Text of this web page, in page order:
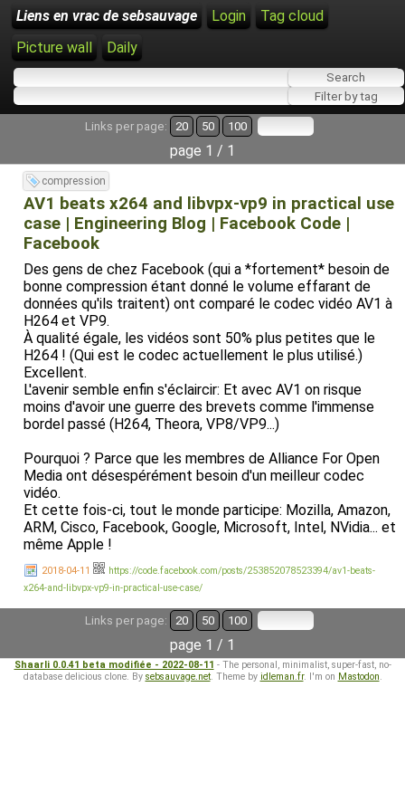
Liens en vrac de sebsauvage Login
Tag cloud
Picture wall
Daily
Links per page: 20 50 100
page 1 / 1
compression
AV1 beats x264 and libvpx-vp9 in practical use
case | Engineering Blog | Facebook Code |
Facebook
Des gens de chez Facebook (qui a *fortement* besoin de
bonne compression étant donné le volume effarant de
données qu'ils traitent) ont comparé le codec vidéo AV1 à
H264 et VP9.
À qualité égale, les vidéos sont 50% plus petites que le
H264 ! (Qui est le codec actuellement le plus utilisé.)
Excellent.
L'avenir semble enfin s'éclaircir: Et avec AV1 on risque
moins d'avoir une guerre des brevets comme l'immense
bordel passé (H264, Theora, VP8/VP9...)
Pourquoi ? Parce que les membres de Alliance For Open
Media ont désespérément besoin d'un meilleur codec
vidéo.
Et cette fois-ci, tout le monde participe: Mozilla, Amazon,
ARM, Cisco, Facebook, Google, Microsoft, Intel, NVidia... et
même Apple !
2018-04-11
https://code.facebook.com/posts/253852078523394/av1-beats-
x264-and-libvpx-vp9-in-practical-use-case/
Links per page: 20 50 100
page 1 / 1
Shaarli 0.0.41 beta modifiée - 2022-08-11 - The personal, minimalist, super-fast, no-
database delicious clone. By sebsauvage.net. Theme by idleman.fr. I'm on Mastodon.